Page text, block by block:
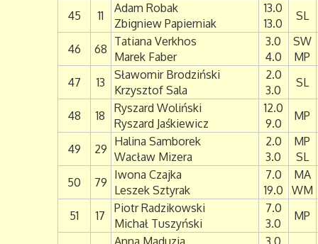
45
11
Adam Robak
Zbigniew Papierniak
13.0
13.0
SL
46 68
Tatiana Verkhos
Marek Faber
3.0
4.0
SW
MP
47
13
Sławomir Brodziński
Krzysztof Sala
2.0
3.0
SL
48 18
Ryszard Woliński
Ryszard Jaśkiewicz
12.0
9.0
MP
49 29
Halina Samborek
Wacław Mizera
2.0
3.0
MP
SL
50
79
Iwona Czajka
Leszek Sztyrak
7.0
19.0
MA
WM
51
17
Piotr Radzikowski
Michał Tuszyński
7.0
3.0
MP
Anna Maduzia 3.0